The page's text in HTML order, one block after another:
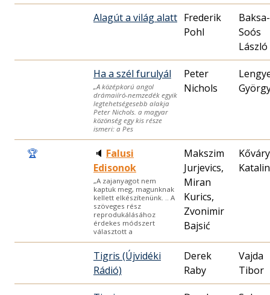
Alagút a világ alatt Frederik
Pohl
Baksa-
Soós
László
Ha a szél furulyál
„A középkorú angol
drámaiíró-nemzedék egyik
legtehetségesebb alakja
Peter Nichols. a magyar
közönség egy kis része
ismeri: a Pes
Peter
Nichols
🏆 🔈 Falusi
Edisonok
„A zajanyagot nem
kaptuk meg, magunknak
kellett elkészítenünk. .. A
szöveges rész
reprodukálásához
érdekes módszert
választott a
Makszim
Jurjevics,
Miran
Kurics,
Zvonimir
Bajsić
Kőváry
Katalin
Tigris (Újvidéki
Rádió)
Derek
Raby
Vajda
Tibor